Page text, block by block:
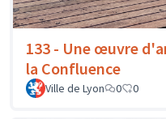
133 - Une œuvre
la Confluence
Ville de Lyon 0 0